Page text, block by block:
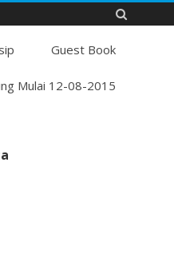
Guest Book
Mulai 12-08-2015